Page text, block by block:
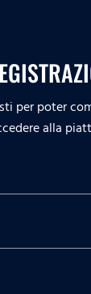
per poter
alla